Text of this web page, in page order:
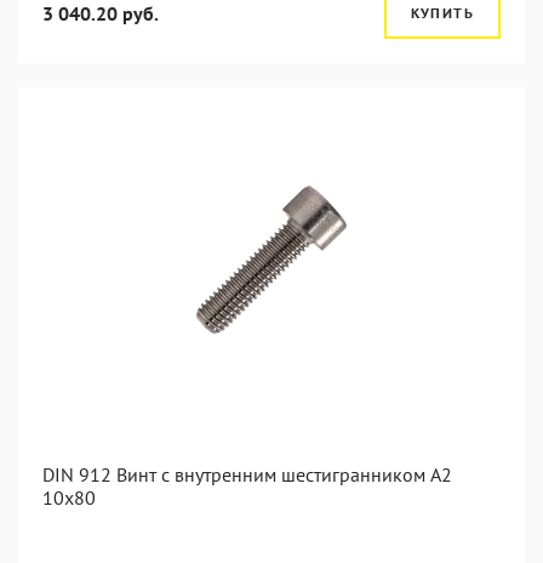
3 040.20 руб. КУПИТЬ
DIN 912 Винт с внутренним шестигранником А2
10х80